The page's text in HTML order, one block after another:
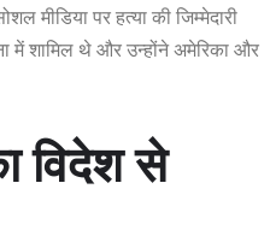
पर हत्या की जिम्मेदारी
में शामिल थे और उन्होंने अमेरिका और
विदेश से